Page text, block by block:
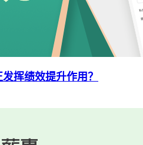
挥绩效提升作用？